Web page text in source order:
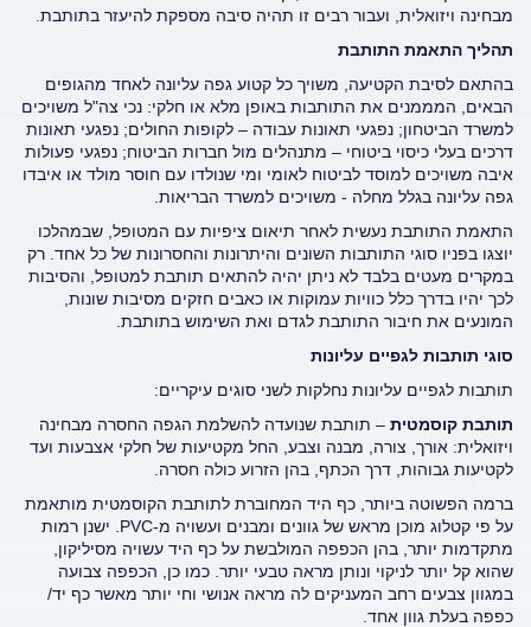
מבחינה ויזואלית, ועבור רבים זו תהיה סיבה מספקת להיעזר בתותבת.
תהליך התאמת התותבת
בהתאם לסיבת הקטיעה, משויך כל קטוע גפה עליונה לאחד מהגופים
הבאים, המממנים את התותבות באופן מלא או חלקי: נכי צה"ל משויכים
למשרד הביטחון; נפגעי תאונות עבודה – לקופות החולים; נפגעי תאונות
דרכים בעלי כיסוי ביטוחי – מתנהלים מול חברות הביטוח; נפגעי פעולות
איבה משויכים למוסד לביטוח לאומי ומי שנולדו עם חוסר מולד או איבדו
גפה עליונה בגלל מחלה - משויכים למשרד הבריאות.
התאמת התותבת נעשית לאחר תיאום ציפיות עם המטופל, שבמהלכו
יוצגו בפניו סוגי התותבות השונים והיתרונות והחסרונות של כל אחד. רק
במקרים מעטים בלבד לא ניתן יהיה להתאים תותבת למטופל, והסיבות
לכך יהיו בדרך כלל כוויות עמוקות או כאבים חזקים מסיבות שונות,
המונעים את חיבור התותבת לגדם ואת השימוש בתותבת.
סוגי תותבות לגפיים עליונות
תותבות לגפיים עליונות נחלקות לשני סוגים עיקריים:
תותבת קוסמטית – תותבת שנועדה להשלמת הגפה החסרה מבחינה
ויזואלית: אורך, צורה, מבנה וצבע, החל מקטיעות של חלקי אצבעות ועד
לקטיעות גבוהות, דרך הכתף, בהן הזרוע כולה חסרה.
ברמה הפשוטה ביותר, כף היד המחוברת לתותבת הקוסמטית מותאמת
על פי קטלוג מוכן מראש של גוונים ומבנים ועשויה מ-PVC. ישנן רמות
מתקדמות יותר, בהן הכפפה המולבשת על כף היד עשויה מסיליקון,
שהוא קל יותר לניקוי ונותן מראה טבעי יותר. כמו כן, הכפפה צבועה
במגוון צבעים רחב המעניקים לה מראה אנושי וחי יותר מאשר כף יד/
כפפה בעלת גוון אחד.